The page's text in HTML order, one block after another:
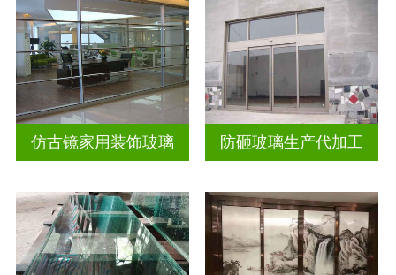
仿古镜家用装饰玻璃 防砸玻璃生产代加工